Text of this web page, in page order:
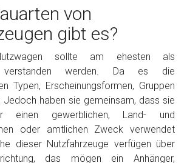
von
gibt es?
sollte am ehesten als
verstanden werden. Da es die
Typen, Erscheinungsformen, Gruppen
Jedoch haben sie gemeinsam, dass sie
einen gewerblichen, Land- und
oder amtlichen Zweck verwendet
dieser Nutzfahrzeuge verfügen über
das mögen ein Anhänger,